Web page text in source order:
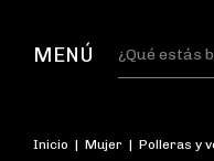
MENÚ
Inicio | Mujer | Polleras y